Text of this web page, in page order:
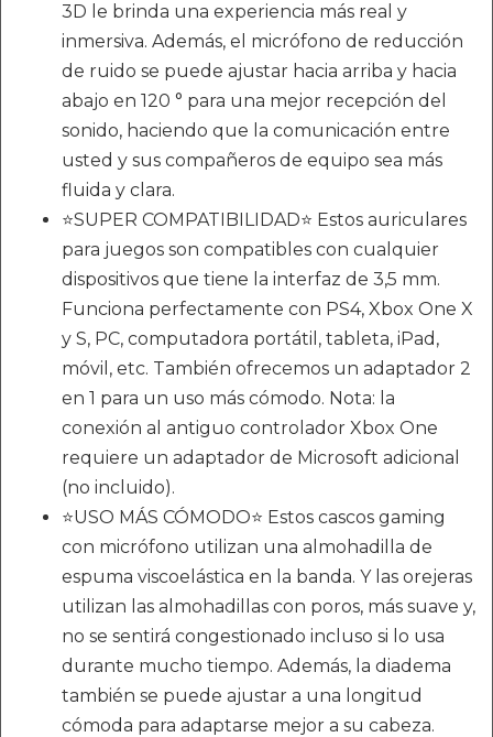
3D le brinda una experiencia más real y
inmersiva. Además, el micrófono de reducción
de ruido se puede ajustar hacia arriba y hacia
abajo en 120 ° para una mejor recepción del
sonido, haciendo que la comunicación entre
usted y sus compañeros de equipo sea más
fluida y clara.
⭐SUPER COMPATIBILIDAD⭐ Estos auriculares
para juegos son compatibles con cualquier
dispositivos que tiene la interfaz de 3,5 mm.
Funciona perfectamente con PS4, Xbox One X
y S, PC, computadora portátil, tableta, iPad,
móvil, etc. También ofrecemos un adaptador 2
en 1 para un uso más cómodo. Nota: la
conexión al antiguo controlador Xbox One
requiere un adaptador de Microsoft adicional
(no incluido).
⭐USO MÁS CÓMODO⭐ Estos cascos gaming
con micrófono utilizan una almohadilla de
espuma viscoelástica en la banda. Y las orejeras
utilizan las almohadillas con poros, más suave y,
no se sentirá congestionado incluso si lo usa
durante mucho tiempo. Además, la diadema
también se puede ajustar a una longitud
cómoda para adaptarse mejor a su cabeza.